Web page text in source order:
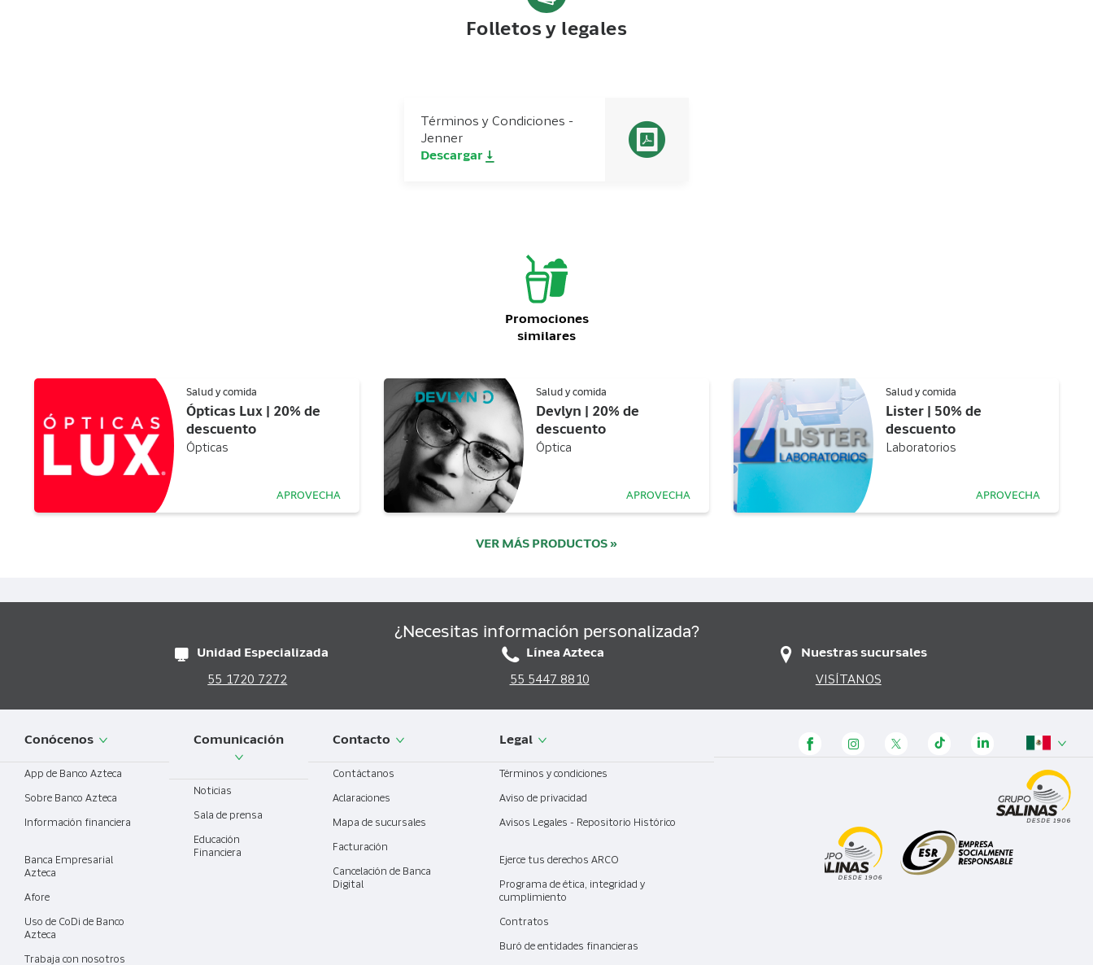
Folletos y legales
Términos y Condiciones -
Jenner
Descargar
Promociones
similares
Salud y comida
Ópticas Lux | 20% de
descuento
Ópticas
APROVECHA
Salud y comida
Devlyn | 20% de
descuento
Óptica
APROVECHA
Salud y comida
Lister | 50% de
descuento
Laboratorios
APROVECHA
VER MÁS PRODUCTOS »
¿Necesitas información personalizada?
Unidad Especializada
55 1720 7272
Línea Azteca
55 5447 8810
Nuestras sucursales
VISÍTANOS
Conócenos
App de Banco Azteca
Sobre Banco Azteca
Información financiera
Banca Empresarial
Azteca
Afore
Uso de CoDi de Banco
Azteca
Trabaja con nosotros
Comunicación
Noticias
Sala de prensa
Educación
Financiera
Contacto
Contáctanos
Aclaraciones
Mapa de sucursales
Facturación
Cancelación de Banca
Digital
Legal
Términos y condiciones
Aviso de privacidad
Avisos Legales - Repositorio Histórico
Ejerce tus derechos ARCO
Programa de ética, integridad y
cumplimiento
Contratos
Buró de entidades financieras
Honduras